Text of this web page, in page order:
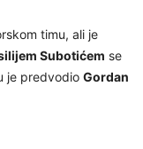
timu, ali je
Subotićem se
je predvodio Gordan